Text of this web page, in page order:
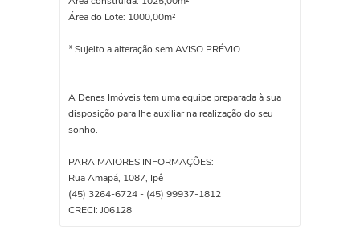
Área do Lote: 1000,00m²
* Sujeito a alteração sem AVISO PRÉVIO.
A Denes Imóveis tem uma equipe preparada à sua
disposição para lhe auxiliar na realização do seu
sonho.
PARA MAIORES INFORMAÇÕES:
Rua Amapá, 1087, Ipê
(45) 3264-6724 - (45) 99937-1812
CRECI: J06128